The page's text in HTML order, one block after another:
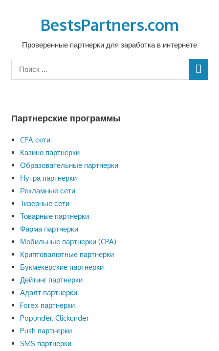
содержимомуBestsPartners.com
Проверенные партнерки для заработка в интернете
Партнерские программы
CPA сети
Казино партнерки
Образовательные партнерки
Нутра партнерки
Рекламные сети
Тизерные сети
Товарные партнерки
Фарма партнерки
Мобильные партнерки (CPA)
Криптовалютные партнерки
Букмекерские партнерки
Дейтинг партнерки
Адалт партнерки
Forex партнерки
Popunder, Clickunder
Push партнерки
SMS партнерки